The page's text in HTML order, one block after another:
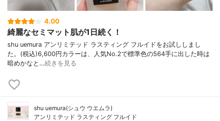
4.00
綺麗なセミマット肌が1日続く！
shu uemura アンリミテッド ラスティング フルイドをお試ししまし
た。(税込)6,600円カラーは、人気No.2で標準色の564手に出した時は
暗めかなと…続きを見る
shu uemura(シュウ ウエムラ)
アンリミテッド ラスティング フルイド